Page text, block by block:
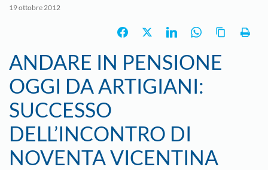
19 ottobre 2012
ANDARE IN PENSIONE
OGGI DA ARTIGIANI:
SUCCESSO
DELL’INCONTRO DI
NOVENTA VICENTINA